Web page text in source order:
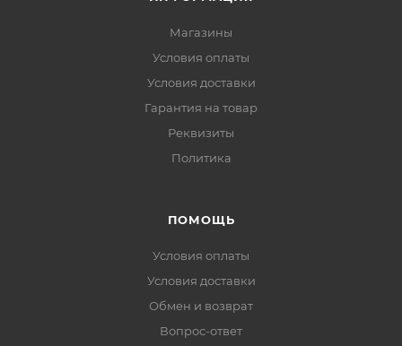
Магазины
Условия оплаты
Условия доставки
Гарантия на товар
Реквизиты
Политика
ПОМОЩЬ
Условия оплаты
Условия доставки
Обмен и возврат
Вопрос-ответ